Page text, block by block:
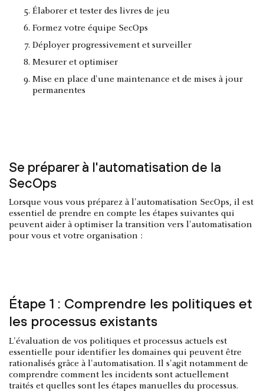
Élaborer et tester des livres de jeu
Formez votre équipe SecOps
Déployer progressivement et surveiller
Mesurer et optimiser
Mise en place d'une maintenance et de mises à jour
permanentes
Se préparer à l'automatisation de la
SecOps
Lorsque vous vous préparez à l'automatisation SecOps, il est
essentiel de prendre en compte les étapes suivantes qui
peuvent aider à optimiser la transition vers l'automatisation
pour vous et votre organisation :
Étape 1 : Comprendre les politiques et
les processus existants
L'évaluation de vos politiques et processus actuels est
essentielle pour identifier les domaines qui peuvent être
rationalisés grâce à l'automatisation. Il s'agit notamment de
comprendre comment les incidents sont actuellement
traités et quelles sont les étapes manuelles du processus.